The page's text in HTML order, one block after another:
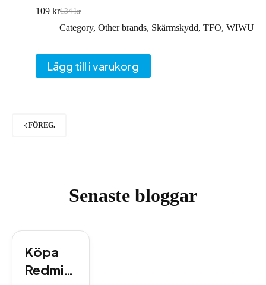
134kr
Det
ursprungliga
109 krDet
nuvarande
Category, Other brands, Skärmskydd, TFO, WIWU
Lägg till i varukorg
FÖREG.
Senaste bloggar
Köpa
Redmi